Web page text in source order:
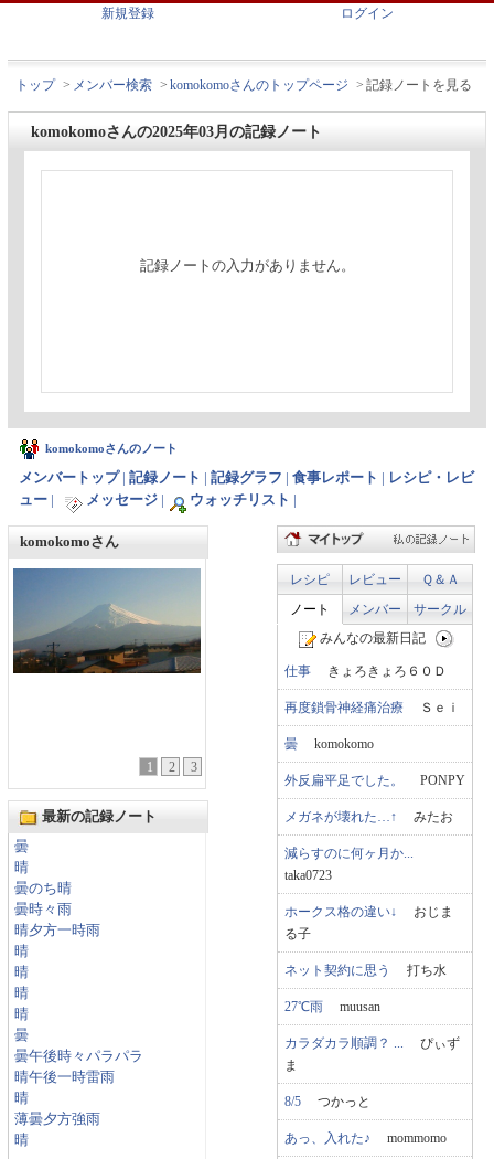
新規登録 ログイン
トップ > メンバー検索 > komokomoさんのトップページ > 記録ノートを見る
komokomoさんの2025年03月の記録ノート
記録ノートの入力がありません。
komokomoさんのノート
メンバートップ| 記録ノート 記録グラフ 食事レポート
レシピ・レビ
ュー
メッセージ ウォッチリスト
komokomoさん
1 2 3
最新の記録ノート
曇
晴
曇のち晴
曇時々雨
晴夕方一時雨
晴
晴
晴
晴
曇
曇午後時々パラパラ
晴午後一時雷雨
晴
薄曇夕方強雨
晴
レシピ レビュー
Ｑ＆Ａ
ノート
メンバー
サークル
みんなの最新日記
仕事 きょろきょろ６０Ｄ
再度鎖骨神経痛治療 Ｓｅｉ
曇 komokomo
外反扁平足でした。 PONPY
メガネが壊れた…↑ みたお
減らすのに何ヶ月か...
taka0723
ホークス格の違い↓ おじま
る子
ネット契約に思う 打ち水
27℃雨 muusan
カラダカラ順調？ ... ぴぃず
ま
8/5 つかっと
あっ、入れた♪ mommomo